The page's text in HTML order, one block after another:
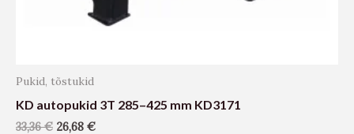
Pukid, tõstukid
KD autopukid 3T 285–425 mm KD3171
33,36€ 26,68 €